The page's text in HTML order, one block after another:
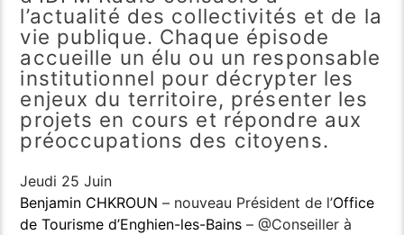
l’actualité des collectivités et de la
vie publique. Chaque épisode
accueille un élu ou un responsable
institutionnel pour décrypter les
enjeux du territoire, présenter les
projets en cours et répondre aux
préoccupations des citoyens.
Jeudi 25 Juin
Benjamin CHKROUN – nouveau Président de l’Office
de Tourisme d’Enghien-les-Bains – @Conseiller à